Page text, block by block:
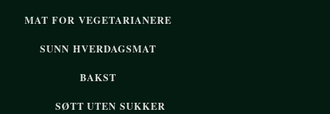
MAT FOR VEGETARIANERE
SUNN HVERDAGSMAT
BAKST
SØTT UTEN SUKKER